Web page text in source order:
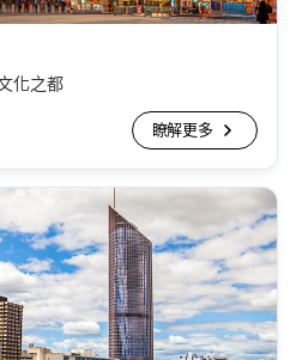
化之都
瞭解更多